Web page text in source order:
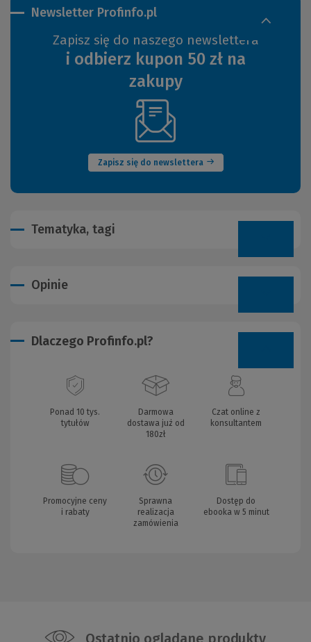
Newsletter Profinfo.pl
Zapisz się do naszego newslettera
i odbierz kupon 50 zł na
zakupy
Zapisz się do newslettera
(Nowe
okno)
Tematyka, tagi
Opinie
Dlaczego Profinfo.pl?
Ponad 10 tys.
tytułów
Darmowa
dostawa już od
180zł
Czat online z
konsultantem
Promocyjne ceny
i rabaty
Sprawna
realizacja
zamówienia
Dostęp do
ebooka w 5 minut
Ostatnio oglądane produkty